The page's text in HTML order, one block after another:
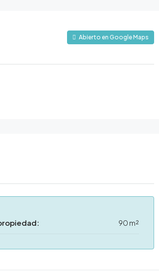
Abierto en Google Maps
90 m²